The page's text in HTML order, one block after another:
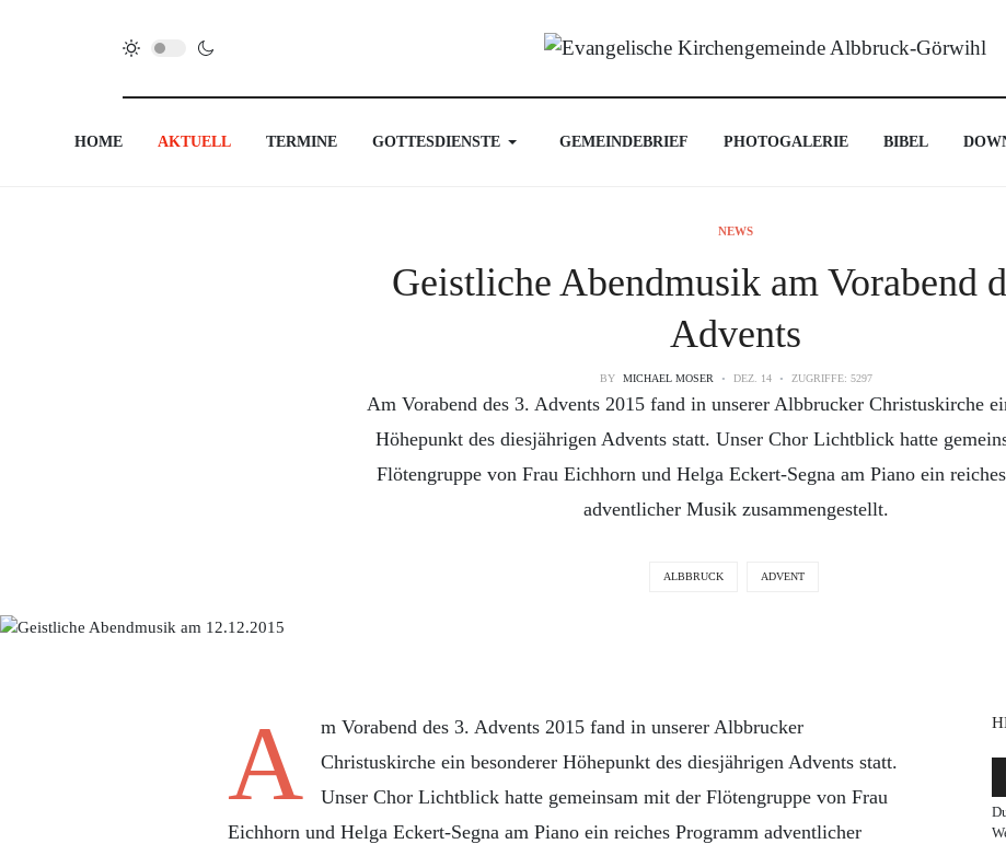
HOME AKTUELL TERMINE GOTTESDIENSTE GEMEINDEBRIEF PHOTOGALERIE BIBEL
NEWS
Geistliche Abendmusik am Vorabend
Advents
BY MICHAEL MOSER DEZ. 14 ZUGRIFFE: 5297
Am Vorabend des 3. Advents 2015 fand in unserer Albbrucker Christuskirche
Höhepunkt des diesjährigen Advents statt. Unser Chor Lichtblick hatte
Flötengruppe von Frau Eichhorn und Helga Eckert-Segna am Piano ein
adventlicher Musik zusammengestellt.
ALBBRUCK ADVENT
A
m Vorabend des 3. Advents 2015 fand in unserer Albbrucker
Christuskirche ein besonderer Höhepunkt des diesjährigen Advents statt.
Unser Chor Lichtblick hatte gemeinsam mit der Flötengruppe von Frau
Eichhorn und Helga Eckert-Segna am Piano ein reiches Programm adventlicher